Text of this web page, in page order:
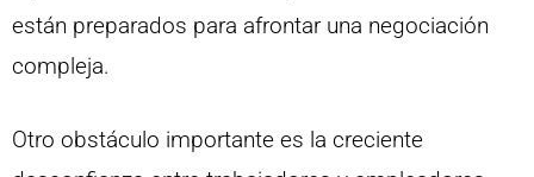
están preparados para afrontar una negociación
compleja.
Otro obstáculo importante es la creciente